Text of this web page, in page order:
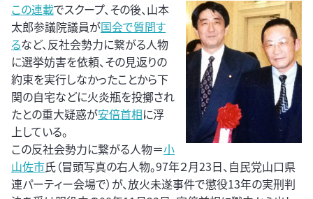
この連載でスクープ、その後、山本
太郎参議院議員が国会で質問す
るなど、反社会勢力に繋がる人物
に選挙妨害を依頼、その見返りの
約束を実行しなかったことから下
関の自宅などに火炎瓶を投擲され
たとの重大疑惑が安倍首相に浮
上している。
この反社会勢力に繋がる人物＝小
山佐市氏（冒頭写真の右人物。97年２月23日、自民党山口県
連パーティー会場で）が、放火未遂事件で懲役13年の実刑判